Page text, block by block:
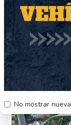
No mostrar
Otros